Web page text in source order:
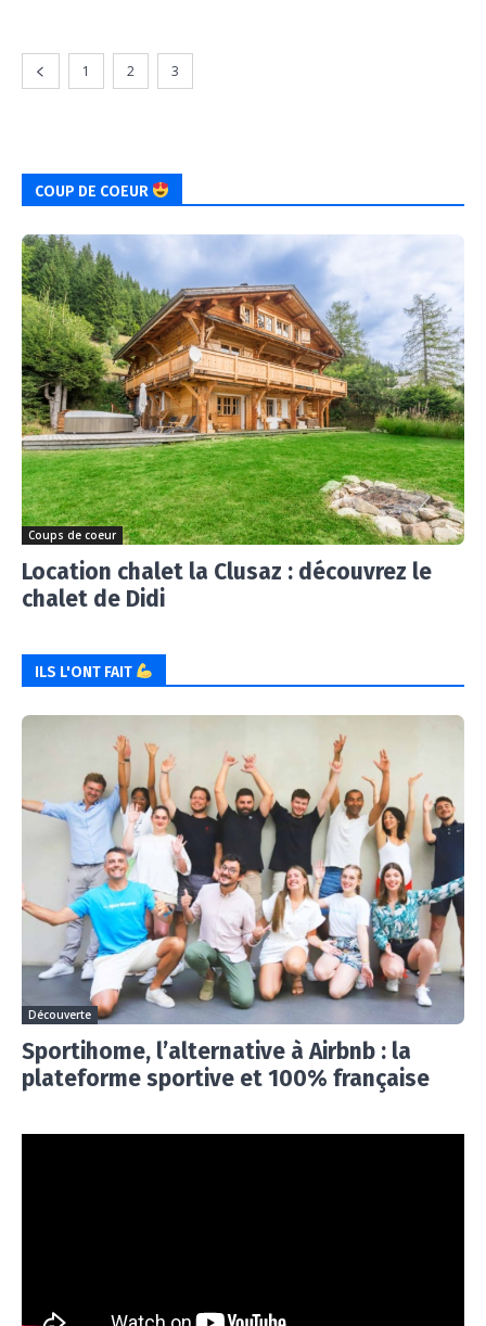
1 2 3
COUP DE COEUR
Coups de coeur
Location chalet la Clusaz : découvrez le
chalet de Didi
ILS L'ONT FAIT
Découverte
Sportihome, l’alternative à Airbnb : la
plateforme sportive et 100% française